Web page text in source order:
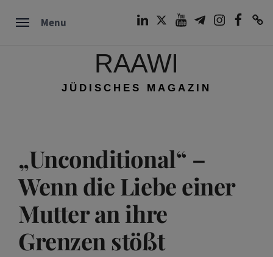
Menu
RAAWI
JÜDISCHES MAGAZIN
„Unconditional“ –
Wenn die Liebe einer
Mutter an ihre
Grenzen stößt